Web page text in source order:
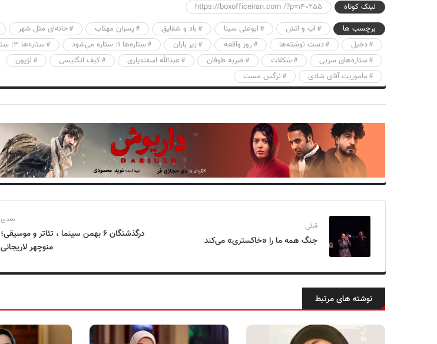
لینک کوتاه
https://boxofficeiran.com /?p=140255
برچسب ها
آب و آتش ابوعلی‌ سینا باد و شقایق پسران مهتاب خانه‌ای مثل شهر
دخیل
دست نوشته‌ها روز واقعه زیر باران ستاره‌ها ۱: ستاره می‌شود
ستاره‌ها ۳: ستاره بود
ستاره‌های سربی
شکلات ضربه طوفان عبدالله اسفندیاری کیف انگلیسی
لژیون
مأموریت آقای شادی
نرگس مست
قبلی
جنگ همه ما را «خاکستری» ‌می‌کند
بعدی
درگذشتگان ۶ بهمن سینما ، تئاتر و موسیقی؛
منوچهر لاریجانی
نوشته های مرتبط